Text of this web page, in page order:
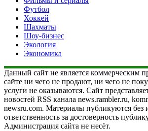
Футбол
Хоккей
Шахматы
Шоу-бизнес
Экология
Экономика
Данный сайт не является коммерческим
сайте ни чего не продают, ни чего не
услуги не оказываются. Сайт
новостей RSS канала news.rambler.ru,
newsru.com. Материалы публикуются без
ответственность за достоверность
Администрация сайта не несёт.